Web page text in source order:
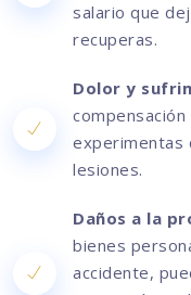
salario que
recuperas.
Dolor y
experimentas
lesiones.
Daños a la
bienes
accidente,